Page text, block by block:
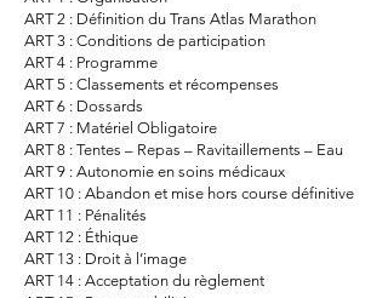
ART 2 : Définition du Trans Atlas Marathon
ART 3 : Conditions de participation
ART 4 : Programme
ART 5 : Classements et récompenses
ART 6 : Dossards
ART 7 : Matériel Obligatoire
ART 8 : Tentes – Repas – Ravitaillements – Eau
ART 9 : Autonomie en soins médicaux
ART 10 : Abandon et mise hors course définitive
ART 11 : Pénalités
ART 12 : Éthique
ART 13 : Droit à l’image
ART 14 : Acceptation du règlement